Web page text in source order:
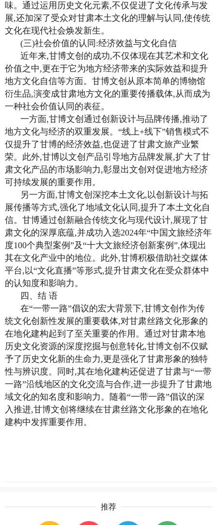
味。通过运用历史文化元素,不仅促进了文化传承与发
展,还加深了受众对甘肃本土文化的理解与认同,使传统
文化在现代社会焕发新生。
(三)社会价值的认同:经济效益与文化自信
近年来,甘博文创的成功,不仅体现在其艺术和文化
价值之中,更在于它为地方经济带来的实际效益和提升
地方文化自信等方面。甘博文创从原本简单的博物馆
衍生品,演变成甘肃地方文化的重要传播载体,从而成为
一种社会价值认同的表征。
一方面,甘博文创通过创新设计与品牌传播,推动了
地方文化与经济的双重发展。“线上+线下”销售模式不
仅提升了甘博的经济效益,也促进了甘肃文旅产业繁
荣。此外,甘博以文创产品引导地方品牌发展,扩大了甘
肃文化产品的市场影响力,彰显出文创对促进地方经济
可持续发展的重要作用。
另一方面,甘博文创深挖本土文化,以创新设计与拓
展传播等方式,强化了地域文化认同,提升了本土文化自
信。甘博通过创新融合传统文化与现代设计,展现了甘
肃文化的深厚底蕴,并成功入选2024年“中国文旅经济年
度100个典型案例”及“十大文旅经济创新案例”,体现出
其在文化产业中的地位。此外,甘博积极借助社交媒体
平台,以“文化直播”等形式,提升甘肃文化在受众群体中
的认知度和影响力。
四、结 语
在“一带一路”倡议的宏大背景下,甘博文创作为传
统文化创新性发展的重要载体,对甘肃丝路文化形象的
在地化建构起到了至关重要的作用。通过对甘肃本地
历史文化资源的深度挖掘与创意转化,甘博文创不仅赋
予了历史文化新的生命力,更是强化了甘肃形象的独特
性与辨识度。同时,其在地化建构还促进了甘肃与“一带
一路”沿线地区的文化交流与合作,进一步提升了甘肃地
域文化的知名度和影响力。随着“一带一路”倡议的深
入推进,甘博文创将继续在甘肃丝路文化形象的在地化
建构中发挥重要作用。
推荐